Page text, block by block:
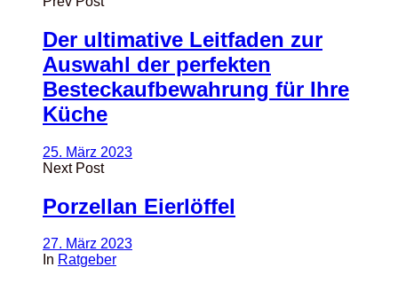
Der ultimative Leitfaden zur
Auswahl der perfekten
Besteckaufbewahrung für Ihre
Küche
25. März 2023
Next Post
Porzellan Eierlöffel
27. März 2023
In Ratgeber